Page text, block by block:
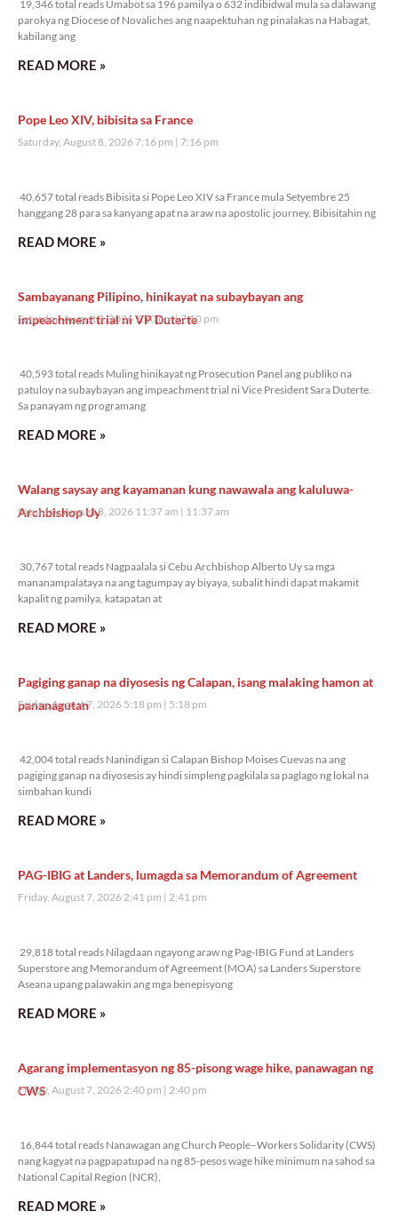
19,346 total reads Umabot sa 196 pamilya o 632 indibidwal mula sa dalawang
parokya ng Diocese of Novaliches ang naapektuhan ng pinalakas na Habagat,
kabilang ang
READ MORE »
Pope Leo XIV, bibisita sa France
Saturday, August 8, 2026 7:16 pm 7:16 pm
40,657 total reads Bibisita si Pope Leo XIV sa France mula Setyembre 25
hanggang 28 para sa kanyang apat na araw na apostolic journey. Bibisitahin ng
READ MORE »
Sambayanang Pilipino, hinikayat na subaybayan ang
impeachment trial ni VP Duterte
Saturday, August 8, 2026 7:10 pm 7:10 pm
40,593 total reads Muling hinikayat ng Prosecution Panel ang publiko na
patuloy na subaybayan ang impeachment trial ni Vice President Sara Duterte.
Sa panayam ng programang
READ MORE »
Walang saysay ang kayamanan kung nawawala ang kaluluwa-
Archbishop Uy
Saturday, August 8, 2026 11:37 am 11:37 am
30,767 total reads Nagpaalala si Cebu Archbishop Alberto Uy sa mga
mananampalataya na ang tagumpay ay biyaya, subalit hindi dapat makamit
kapalit ng pamilya, katapatan at
READ MORE »
Pagiging ganap na diyosesis ng Calapan, isang malaking hamon at
pananagutan
Friday, August 7, 2026 5:18 pm 5:18 pm
42,004 total reads Nanindigan si Calapan Bishop Moises Cuevas na ang
pagiging ganap na diyosesis ay hindi simpleng pagkilala sa paglago ng lokal na
simbahan kundi
READ MORE »
PAG-IBIG at Landers, lumagda sa Memorandum of Agreement
Friday, August 7, 2026 2:41 pm 2:41 pm
29,818 total reads Nilagdaan ngayong araw ng Pag-IBIG Fund at Landers
Superstore ang Memorandum of Agreement (MOA) sa Landers Superstore
Aseana upang palawakin ang mga benepisyong
READ MORE »
Agarang implementasyon ng 85-pisong wage hike, panawagan ng
CWS
Friday, August 7, 2026 2:40 pm 2:40 pm
16,844 total reads Nanawagan ang Church People–Workers Solidarity (CWS)
nang kagyat na pagpapatupad na ng 85-pesos wage hike minimum na sahod sa
National Capital Region (NCR),
READ MORE »